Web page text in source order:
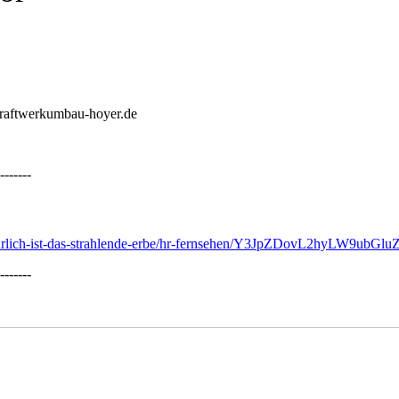
hoyer.de
ist-das-strahlende-erbe/hr-fernsehen/